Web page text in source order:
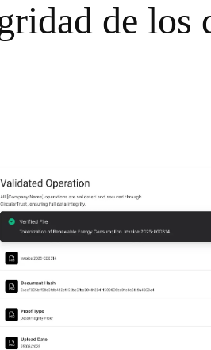
de los